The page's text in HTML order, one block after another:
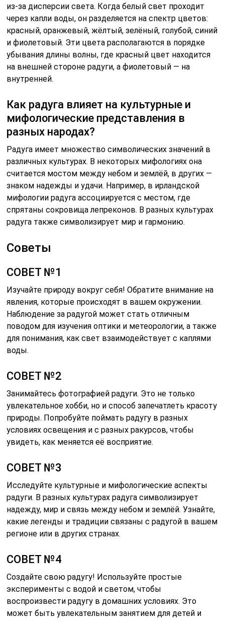
из-за дисперсии света. Когда белый свет проходит
через капли воды, он разделяется на спектр цветов:
красный, оранжевый, жёлтый, зелёный, голубой, синий
и фиолетовый. Эти цвета располагаются в порядке
убывания длины волны, где красный цвет находится
на внешней стороне радуги, а фиолетовый — на
внутренней.
Как радуга влияет на культурные и
мифологические представления в
разных народах?
Радуга имеет множество символических значений в
различных культурах. В некоторых мифологиях она
считается мостом между небом и землёй, в других —
знаком надежды и удачи. Например, в ирландской
мифологии радуга ассоциируется с местом, где
спрятаны сокровища лепреконов. В разных культурах
радуга также символизирует мир и гармонию.
Советы
СОВЕТ №1
Изучайте природу вокруг себя! Обратите внимание на
явления, которые происходят в вашем окружении.
Наблюдение за радугой может стать отличным
поводом для изучения оптики и метеорологии, а также
для понимания, как свет взаимодействует с каплями
воды.
СОВЕТ №2
Занимайтесь фотографией радуги. Это не только
увлекательное хобби, но и способ запечатлеть красоту
природы. Попробуйте поймать радугу в разных
условиях освещения и с разных ракурсов, чтобы
увидеть, как меняется её восприятие.
СОВЕТ №3
Исследуйте культурные и мифологические аспекты
радуги. В разных культурах радуга символизирует
надежду, мир и связь между небом и землёй. Узнайте,
какие легенды и традиции связаны с радугой в вашем
регионе или в других странах.
СОВЕТ №4
Создайте свою радугу! Используйте простые
эксперименты с водой и светом, чтобы
воспроизвести радугу в домашних условиях. Это
может быть увлекательным занятием для детей и